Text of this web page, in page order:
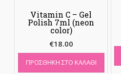
Vitamin C – Gel
Polish 7ml (neon
color)
€18.00
ΠΡΟΣΘΉΚΗ ΣΤΟ ΚΑΛΆΘΙ